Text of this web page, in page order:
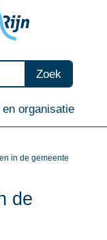
Zoek
organisatie
in de gemeente
de